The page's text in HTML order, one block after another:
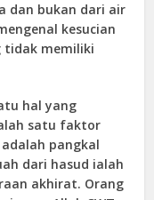
dan bukan dari air
kesucian
tidak memiliki
hal yang
satu faktor
pangkal
dari hasud ialah
akhirat. Orang